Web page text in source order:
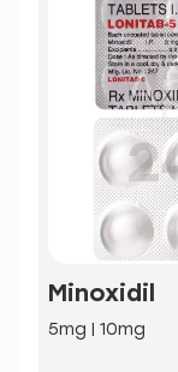
Minoxidil
5mg | 10mg